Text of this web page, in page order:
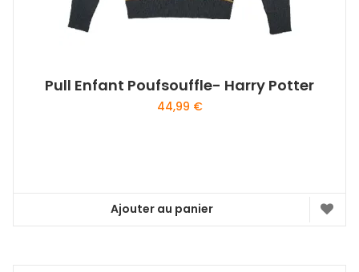
Pull Enfant Poufsouffle- Harry Potter
44,99 €
Ajouter au panier